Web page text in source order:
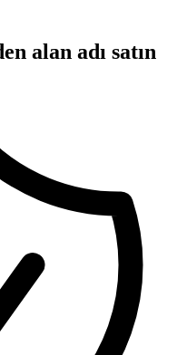
alan adı satın